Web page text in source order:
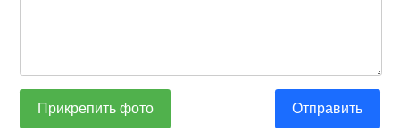
Прикрепить фото Отправить